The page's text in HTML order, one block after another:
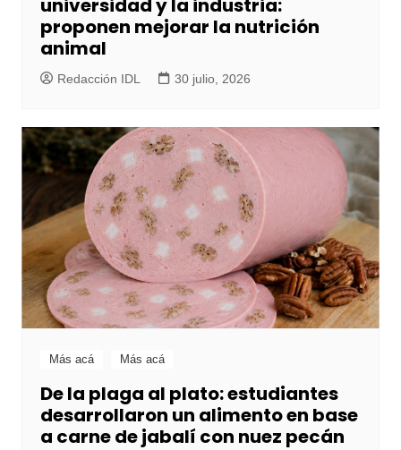
proponen mejorar la nutrición
animal
Redacción IDL 30 julio, 2026
Más acá Más acá
De la plaga al plato: estudiantes
desarrollaron un alimento en base
a carne de jabalí con nuez pecán